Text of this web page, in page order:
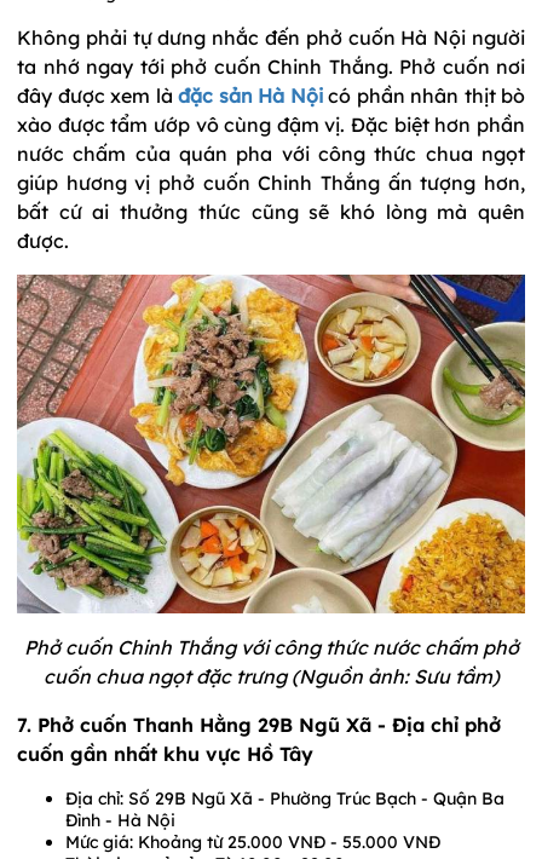
Không phải tự dưng nhắc đến phở cuốn Hà Nội người
ta nhớ ngay tới phở cuốn Chinh Thắng. Phở cuốn nơi
đây được xem là đặc sản Hà Nội có phần nhân thịt bò
xào được tẩm ướp vô cùng đậm vị. Đặc biệt hơn phần
nước chấm của quán pha với công thức chua ngọt
giúp hương vị phở cuốn Chinh Thắng ấn tượng hơn,
bất cứ ai thưởng thức cũng sẽ khó lòng mà quên
được.
Phở cuốn Chinh Thắng với công thức nước chấm phở
cuốn chua ngọt đặc trưng (Nguồn ảnh: Sưu tầm)
7. Phở cuốn Thanh Hằng 29B Ngũ Xã - Địa chỉ phở
cuốn gần nhất khu vực Hồ Tây
Địa chỉ: Số 29B Ngũ Xã - Phường Trúc Bạch - Quận Ba
Đình - Hà Nội
Mức giá: Khoảng từ 25.000 VNĐ - 55.000 VNĐ